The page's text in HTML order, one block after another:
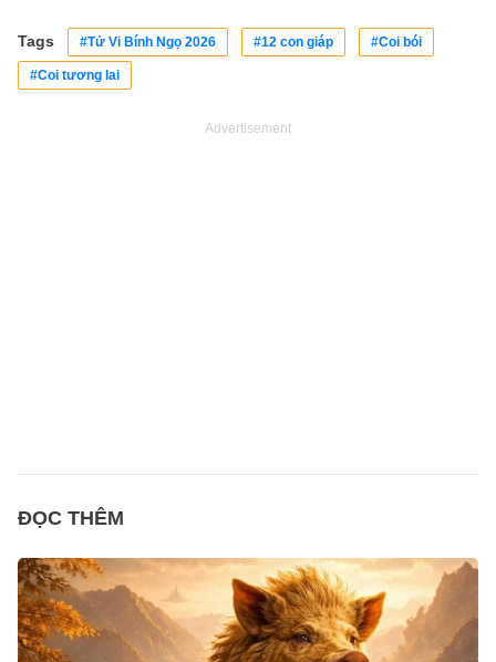
Tags #Tử Vi Bính Ngọ 2026 #12 con giáp #Coi bói
#Coi tương lai
Advertisement
ĐỌC THÊM